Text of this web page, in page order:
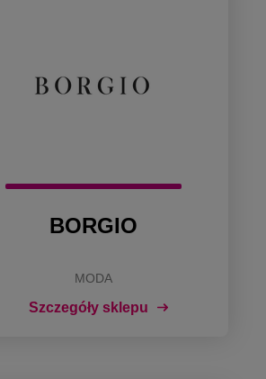
BORGIO
MODA
Szczegóły sklepu